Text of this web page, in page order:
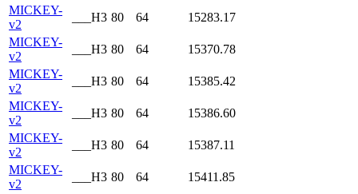
MICKEY-
v2
___H3 80 64
15283.17
MICKEY-
v2
___H3 80 64
15370.78
MICKEY-
v2
___H3 80 64
15385.42
MICKEY-
v2
___H3 80 64
15386.60
MICKEY-
v2
___H3 80 64
15387.11
MICKEY-
v2
___H3 80 64
15411.85